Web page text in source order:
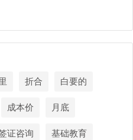
折合 白要的
成本价 月底
证咨询 基础教育